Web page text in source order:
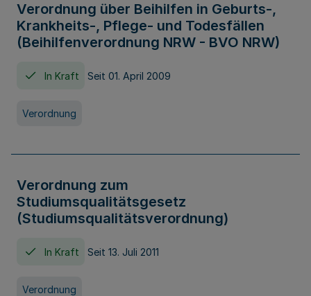
Verordnung über Beihilfen in Geburts-,
Krankheits-, Pflege- und Todesfällen
(Beihilfenverordnung NRW - BVO NRW)
In Kraft Seit 01. April 2009
Verordnung
Verordnung zum
Studiumsqualitätsgesetz
(Studiumsqualitätsverordnung)
In Kraft Seit 13. Juli 2011
Verordnung